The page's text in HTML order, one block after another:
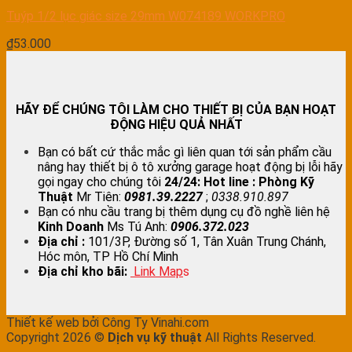
Tuýp 1/2 lục giác size 29mm W074189 WORKPRO
₫53.000
HÃY ĐỂ CHÚNG TÔI LÀM CHO THIẾT BỊ CỦA BẠN HOẠT
ĐỘNG HIỆU QUẢ NHẤT
Bạn có bất cứ thắc mắc gì liên quan tới sản phẩm cầu
nâng hay thiết bị ô tô xưởng garage hoạt động bị lỗi hãy
gọi ngay cho chúng tôi 24/24: Hot line : Phòng Kỹ
Thuật Mr Tiên: 0981.39.2227; 0338.910.897
Bạn có nhu cầu trang bị thêm dụng cụ đồ nghề liên hệ
Kinh Doanh Ms Tú Anh: 0906.372.023
Địa chỉ : 101/3P, Đường số 1, Tân Xuân Trung Chánh,
Hóc môn, TP Hồ Chí Minh
Địa chỉ kho bãi: Link Maps
Thiết kế web bởi Công Ty Vinahi.com
Copyright 2026 © Dịch vụ kỹ thuật All Rights Reserved.